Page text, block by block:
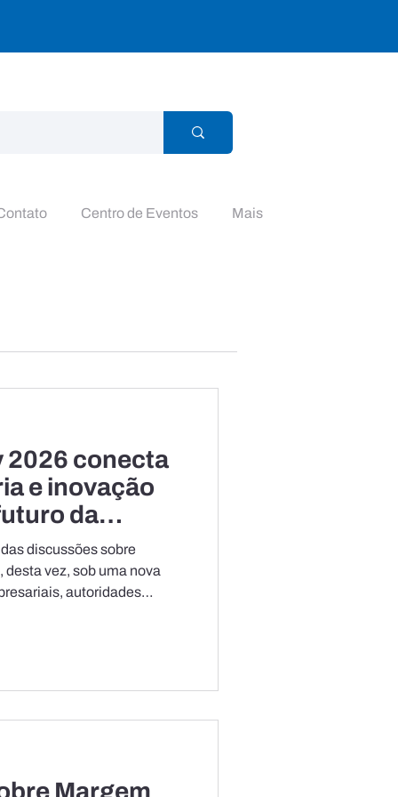
Centro de Eventos Mais
2026 conecta
e inovação
da
discussões sobre
vez, sob uma nova
autoridades
do Estado do Pará
Margem